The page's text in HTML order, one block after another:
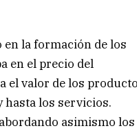
la formación de los
en el precio del
el valor de los
hasta los servicios.
asimismo los